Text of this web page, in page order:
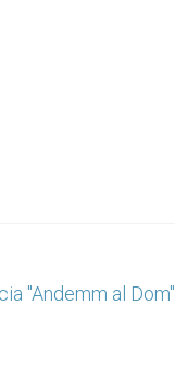
"Andemm al Dom"